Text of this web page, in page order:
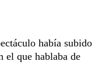
había subido
el que hablaba de